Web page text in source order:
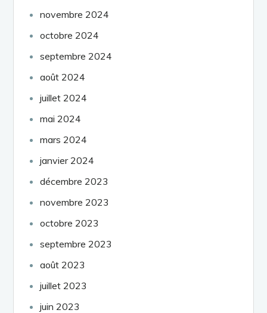
novembre 2024
octobre 2024
septembre 2024
août 2024
juillet 2024
mai 2024
mars 2024
janvier 2024
décembre 2023
novembre 2023
octobre 2023
septembre 2023
août 2023
juillet 2023
juin 2023